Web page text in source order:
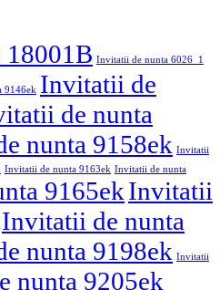
Invitatii de nunta 6026_1
9146ek Invitatii de
de nunta
nunta 9158ek Invitatii
Invitatii de nunta 9163ek Invitatii de nunta
9165ekInvitatii
Invitatii de nunta
nunta 9198ek Invitatii
nunta 9205ek